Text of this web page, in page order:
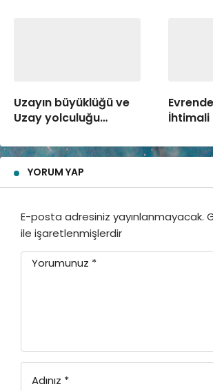
Uzayın büyüklüğü ve
Uzay yolculuğu…
İhtimali
YORUM YAP
E-posta adresiniz yayınlanmayacak.
ile işaretlenmişlerdir
Yorumunuz *
Adınız *